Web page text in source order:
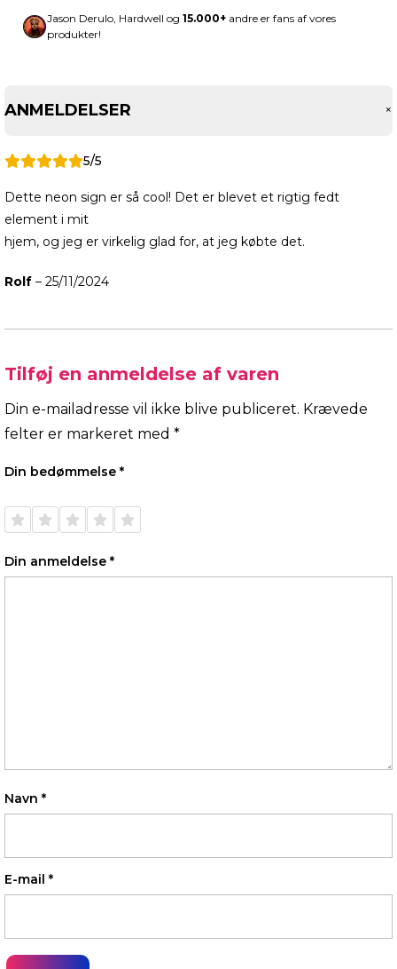
Jason Derulo, Hardwell og 15.000+ andre er fans af vores
produkter!
ANMELDELSER +
5/5
Dette neon sign er så cool! Det er blevet et rigtig fedt
element i mit
hjem, og jeg er virkelig glad for, at jeg købte det.
Rolf – 25/11/2024
Tilføj en anmeldelse af varen
Din e-mailadresse vil ikke blive publiceret. Krævede
felter er markeret med *
Din bedømmelse *
Din anmeldelse *
Navn *
E-mail *